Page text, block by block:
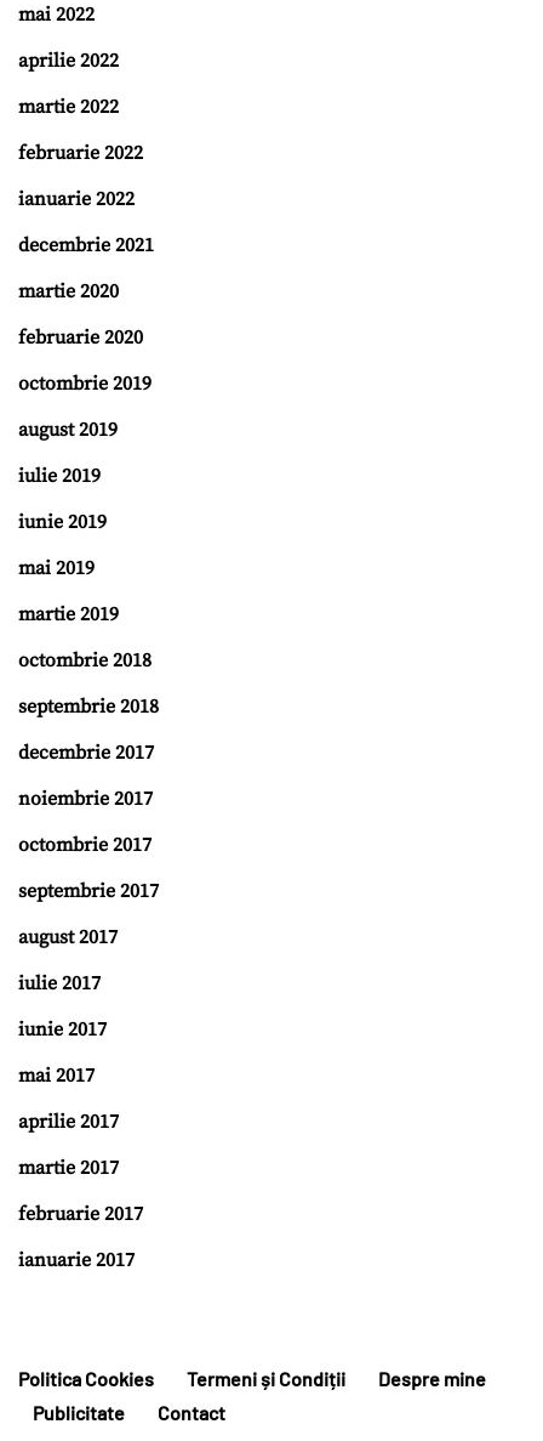
mai 2022
aprilie 2022
martie 2022
februarie 2022
ianuarie 2022
decembrie 2021
martie 2020
februarie 2020
octombrie 2019
august 2019
iulie 2019
iunie 2019
mai 2019
martie 2019
octombrie 2018
septembrie 2018
decembrie 2017
noiembrie 2017
octombrie 2017
septembrie 2017
august 2017
iulie 2017
iunie 2017
mai 2017
aprilie 2017
martie 2017
februarie 2017
ianuarie 2017
Politica Cookies Termeni și Condiții
Despre mine
Publicitate
Contact